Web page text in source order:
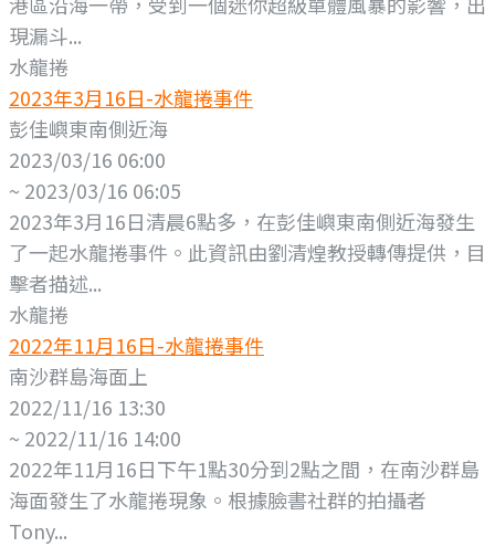
現漏斗...
水龍捲
2023年3月16日-水龍捲事件
彭佳嶼東南側近海
2023/03/16 06:00
~ 2023/03/16 06:05
2023年3月16日清晨6點多，在彭佳嶼東南側近海發生
了一起水龍捲事件。此資訊由劉清煌教授轉傳提供，目
擊者描述...
水龍捲
2022年11月16日-水龍捲事件
南沙群島海面上
2022/11/16 13:30
~ 2022/11/16 14:00
2022年11月16日下午1點30分到2點之間，在南沙群島
海面發生了水龍捲現象。根據臉書社群的拍攝者
Tony...